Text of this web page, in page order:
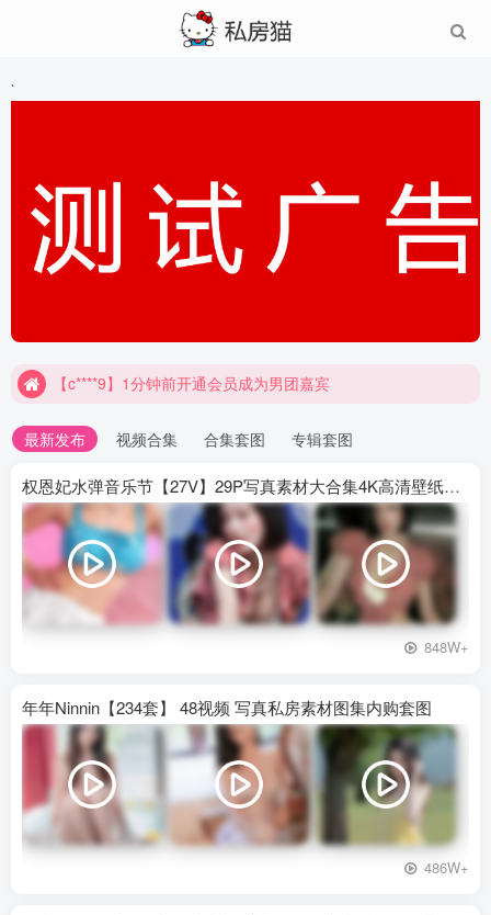
`
【c****9】1分钟前开通会员成为男团嘉宾
最新发布 视频合集 合集套图 专辑套图
权恩妃水弹音乐节【27V】29P写真素材大合集4K高清壁纸照片素材
848W+
年年Ninnin【234套】 48视频 写真私房素材图集内购套图
486W+